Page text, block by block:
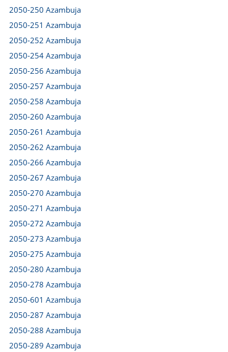
2050-250 Azambuja
2050-251 Azambuja
2050-252 Azambuja
2050-254 Azambuja
2050-256 Azambuja
2050-257 Azambuja
2050-258 Azambuja
2050-260 Azambuja
2050-261 Azambuja
2050-262 Azambuja
2050-266 Azambuja
2050-267 Azambuja
2050-270 Azambuja
2050-271 Azambuja
2050-272 Azambuja
2050-273 Azambuja
2050-275 Azambuja
2050-280 Azambuja
2050-278 Azambuja
2050-601 Azambuja
2050-287 Azambuja
2050-288 Azambuja
2050-289 Azambuja